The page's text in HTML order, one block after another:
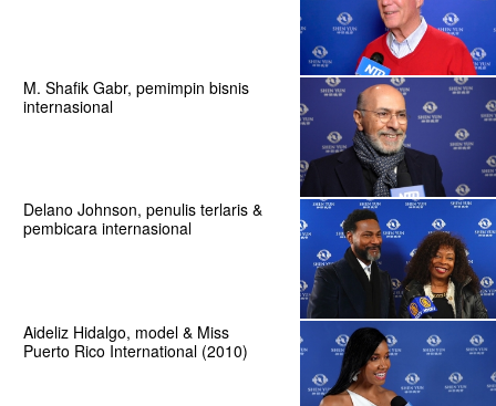
M. Shafik Gabr, pemimpin bisnis
internasional
Delano Johnson, penulis terlaris &
pembicara internasional
Aideliz Hidalgo, model & Miss
Puerto Rico International (2010)